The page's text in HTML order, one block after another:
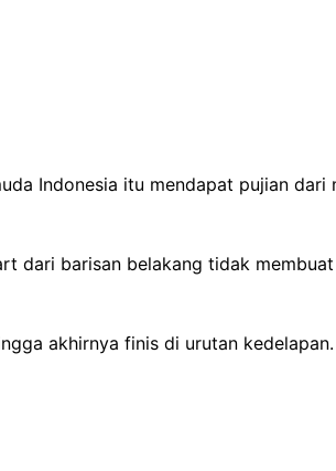
Indonesia itu mendapat pujian dari
dari barisan belakang tidak
akhirnya finis di urutan